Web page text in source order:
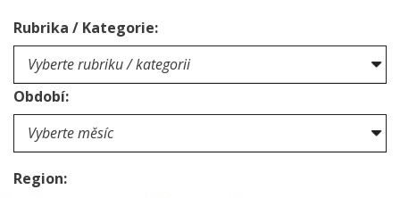
Rubrika / Kategorie:
Období:
Region: